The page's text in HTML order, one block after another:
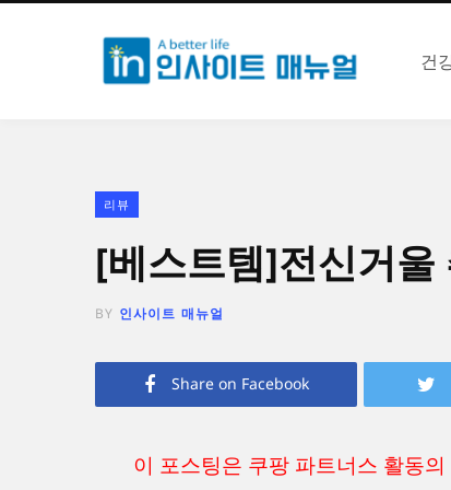
건
리뷰
[베스트템]전신거
BY 인사이트 매뉴얼
Share on Facebook
이 포스팅은 쿠팡 파트너스 활동